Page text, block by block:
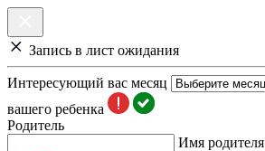
Запись в лист ожидания
Интересующий вас месяц
вашего ребенка
Родитель
Имя родителя